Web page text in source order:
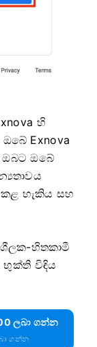
හි
Exnova
ඔබේ
කළ හැකිය සහ
හිතකාමී
භුක්ති විඳිය
ලබා ගන්න
ගන්න